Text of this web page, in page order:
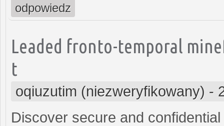
odpowiedz
Leaded fronto-temporal
t
oqiuzutim (niezweryfikowany) -
Discover secure and